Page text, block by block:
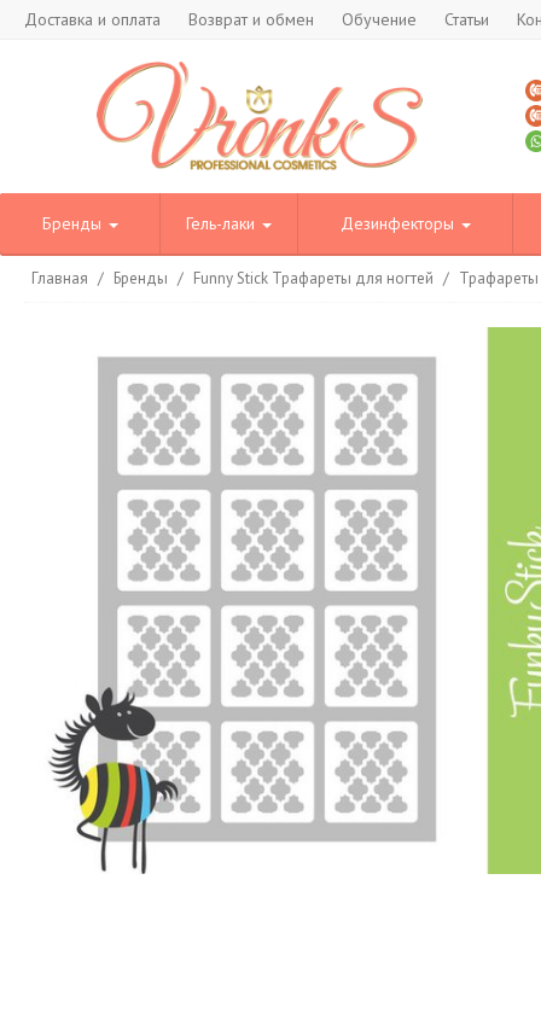
Доставка и оплата Возврат и обмен Обучение Статьи
Бренды Гель-лаки Дезинфекторы
Главная / Бренды / Funny Stick Трафареты для ногтей /